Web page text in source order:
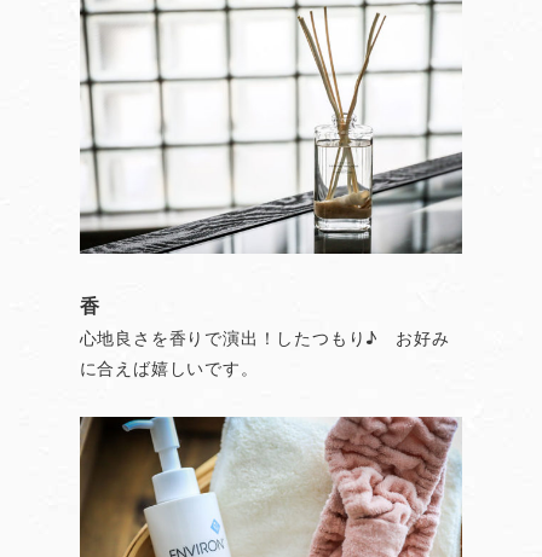
香
心地良さを香りで演出！したつもり♪ お好み
に合えば嬉しいです。